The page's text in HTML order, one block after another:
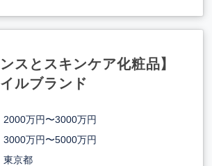
スとスキンケア化粧品】
ルブランド
2000万円〜3000万円
3000万円〜5000万円
東京都